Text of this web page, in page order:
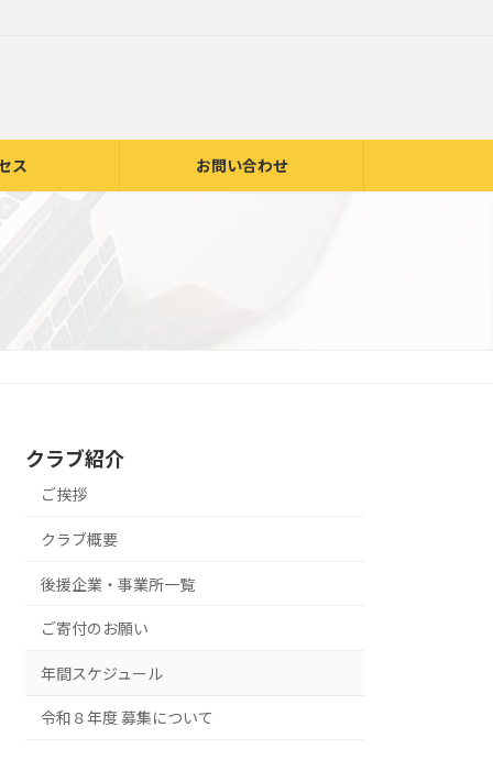
ス お問い合わせ
クラブ紹介
ご挨拶
クラブ概要
後援企業・事業所一覧
ご寄付のお願い
年間スケジュール
令和８年度 募集について